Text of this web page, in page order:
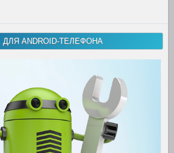
ДЛЯ ANDROID-ТЕЛЕФОНА